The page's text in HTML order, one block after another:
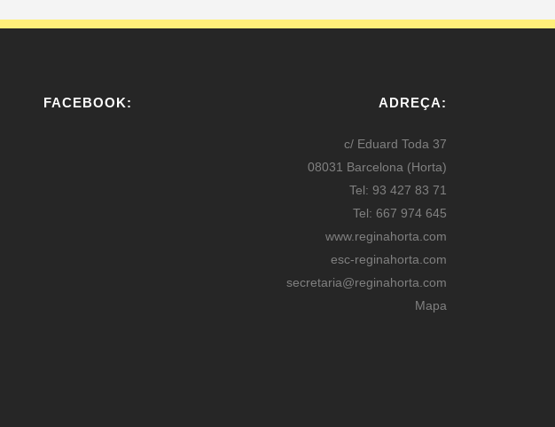
FACEBOOK: ADREÇA:
c/ Eduard Toda 37
08031 Barcelona (Horta)
Tel: 93 427 83 71
Tel: 667 974 645
www.reginahorta.com
esc-reginahorta.com
secretaria@reginahorta.com
Mapa